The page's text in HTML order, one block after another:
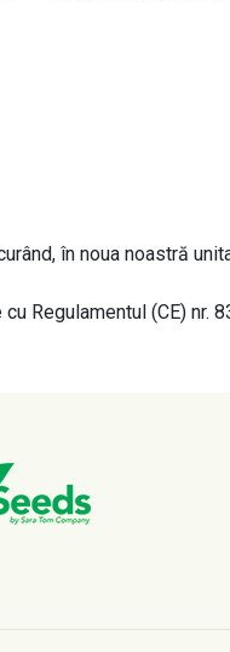
în noua noastră
Regulamentul (CE) nr.